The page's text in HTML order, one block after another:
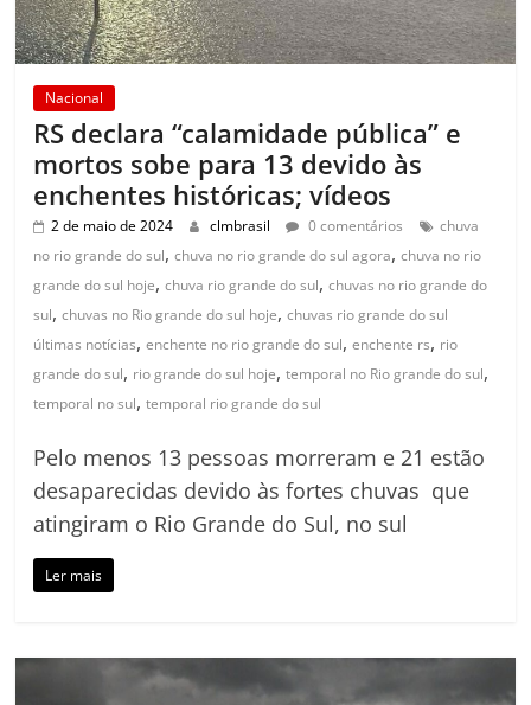
Nacional
RS declara “calamidade pública” e
mortos sobe para 13 devido às
enchentes históricas; vídeos
2 de maio de 2024 clmbrasil 0 comentários
chuva
no rio grande do sul,chuva no rio grande do sul agora,chuva no rio
grande do sul hoje,chuva rio grande do sul,chuvas no rio grande do
sul,chuvas no Rio grande do sul hoje,chuvas rio grande do sul
últimas notícias,enchente no rio grande do sul,enchente rs, rio
grande do sul, rio grande do sul hoje,temporal no Rio grande do sul,
temporal no sul,temporal rio grande do sul
Pelo menos 13 pessoas morreram e 21 estão
desaparecidas devido às fortes chuvas que
atingiram o Rio Grande do Sul, no sul
Ler mais